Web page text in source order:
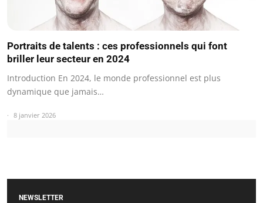
Portraits de talents : ces professionnels qui font
briller leur secteur en 2024
Introduction En 2024, le monde professionnel est plus
dynamique que jamais…
8 janvier 2026
NEWSLETTER